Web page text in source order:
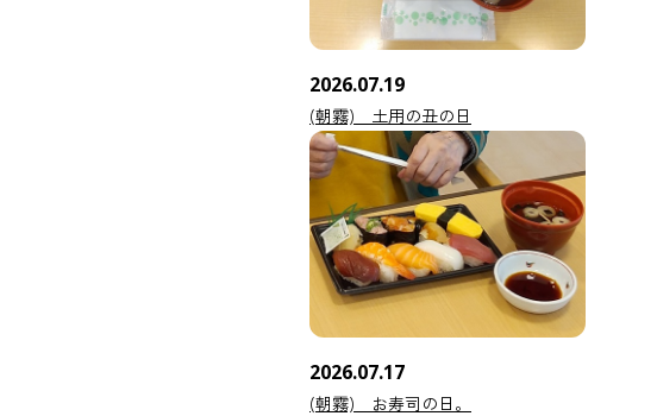
2026.07.19
(朝霧) 土用の丑の日
2026.07.17
(朝霧) お寿司の日。